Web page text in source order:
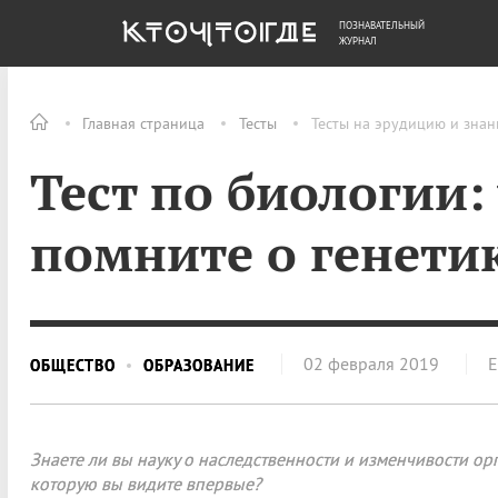
Главная страница Тесты Тесты на эрудицию и
Тест по
помните о
ОБЩЕСТВО ОБРАЗОВАНИЕ 02 февраля 2019
Знаете ли вы науку о наследственности и изменчивости
которую вы видите впервые?
ОБЩЕСТВО ДЕНЬГИ
ПОЗНАВАТЕЛЬНЫЙ
ЖУРНАЛ